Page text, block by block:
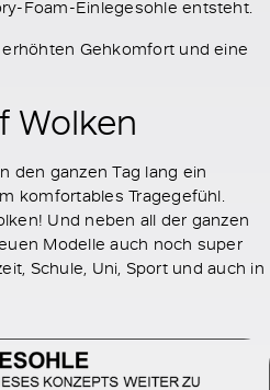
Foam-Einlegesohle entsteht.
Gehkomfort und eine
Wolken
den ganzen Tag lang ein
komfortables Tragegefühl.
Und neben all der ganzen
Modelle auch noch super
Schule, Uni, Sport und auch in